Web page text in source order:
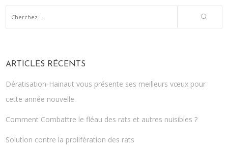
ARTICLES RÉCENTS
Dératisation-Hainaut vous présente ses meilleurs vœux pour
cette année nouvelle.
Comment Combattre le fléau des rats et autres nuisibles ?
Solution contre la prolifération des rats